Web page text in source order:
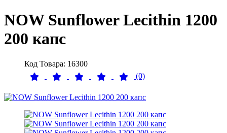
NOW Sunflower Lecithin 1200
200 капс
Код Товара: 16300
(0)